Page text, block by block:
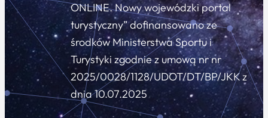
ONLINE. Nowy wojewódzki portal
turystyczny” dofinansowano ze
środków Ministerstwa Sportu i
Turystyki zgodnie z umową nr nr
2025/0028/1128/UDOT/DT/BP/JKK z
dnia 10.07.2025